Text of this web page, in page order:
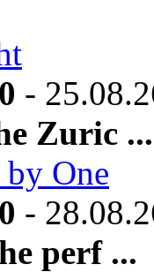
-
Zuric ...
by One
-
perf ...